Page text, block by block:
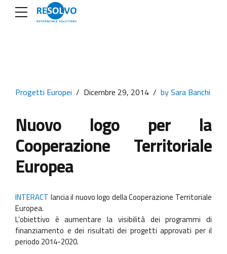
Progetti Europei Dicembre 29, 2014 by Sara Banchi
Nuovo logo per la
Cooperazione Territoriale
Europea
INTERACT lancia il nuovo logo della Cooperazione Territoriale
Europea.
L’obiettivo è aumentare la visibilità dei programmi di
finanziamento e dei risultati dei progetti approvati per il
periodo 2014-2020.